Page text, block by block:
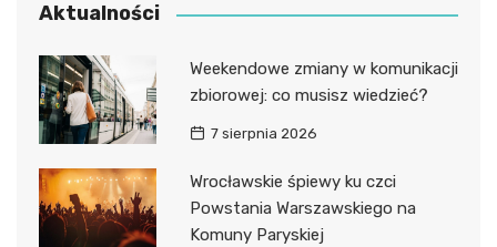
Aktualności
Weekendowe zmiany w komunikacji
zbiorowej: co musisz wiedzieć?
7 sierpnia 2026
Wrocławskie śpiewy ku czci
Powstania Warszawskiego na
Komuny Paryskiej